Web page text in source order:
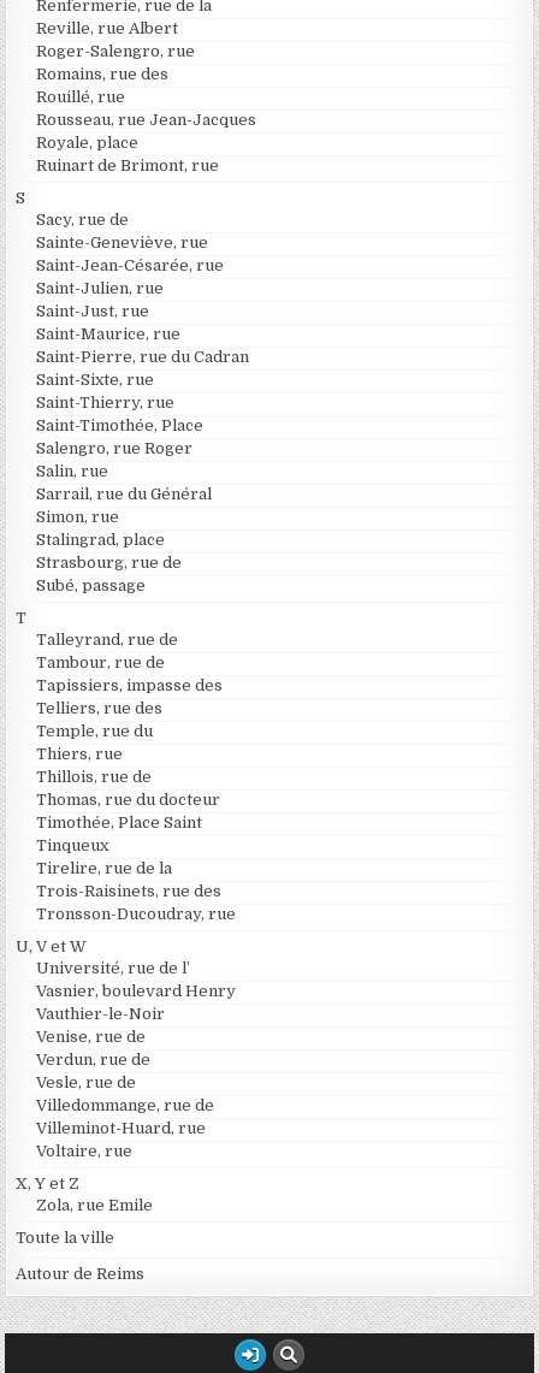
Renfermerie, rue de la
Reville, rue Albert
Roger-Salengro, rue
Romains, rue des
Rouillé, rue
Rousseau, rue Jean-Jacques
Royale, place
Ruinart de Brimont, rue
S
Sacy, rue de
Sainte-Geneviève, rue
Saint-Jean-Césarée, rue
Saint-Julien, rue
Saint-Just, rue
Saint-Maurice, rue
Saint-Pierre, rue du Cadran
Saint-Sixte, rue
Saint-Thierry, rue
Saint-Timothée, Place
Salengro, rue Roger
Salin, rue
Sarrail, rue du Général
Simon, rue
Stalingrad, place
Strasbourg, rue de
Subé, passage
T
Talleyrand, rue de
Tambour, rue de
Tapissiers, impasse des
Telliers, rue des
Temple, rue du
Thiers, rue
Thillois, rue de
Thomas, rue du docteur
Timothée, Place Saint
Tinqueux
Tirelire, rue de la
Trois-Raisinets, rue des
Tronsson-Ducoudray, rue
U, V et W
Université, rue de l’
Vasnier, boulevard Henry
Vauthier-le-Noir
Venise, rue de
Verdun, rue de
Vesle, rue de
Villedommange, rue de
Villeminot-Huard, rue
Voltaire, rue
X, Y et Z
Zola, rue Emile
Toute la ville
Autour de Reims